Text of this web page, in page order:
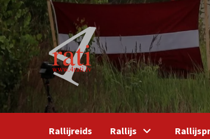
Skip
to
content
Rallijreids Rallijs